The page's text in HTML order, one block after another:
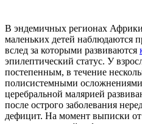
В эндемичных регионах
маленьких детей наблюдаются
вслед за которыми развиваются
эпилептический статус. У
постепенным, в течение
полисистемными
церебральной малярией
после острого заболевания
дефицит. На момент выписки